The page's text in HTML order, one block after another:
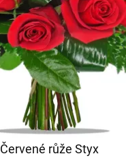
Červené růže Styx